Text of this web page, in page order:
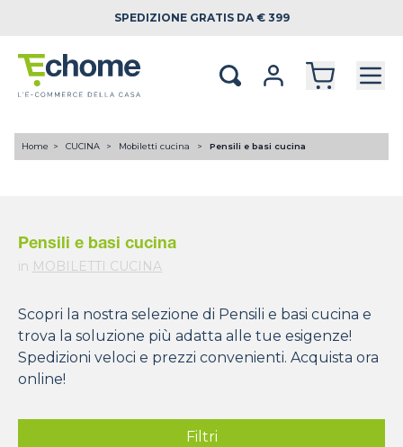
SPEDIZIONE GRATIS DA € 399
Home CUCINA Mobiletti cucina Pensili e basi cucina
Pensili e basi cucina
in MOBILETTI CUCINA
Scopri la nostra selezione di Pensili e basi cucina e
trova la soluzione più adatta alle tue esigenze!
Spedizioni veloci e prezzi convenienti. Acquista ora
online!
Filtri